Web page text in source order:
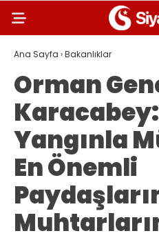
Ana Sayfa ›Bakanlıklar
Orman
Yangınla
En Önemli